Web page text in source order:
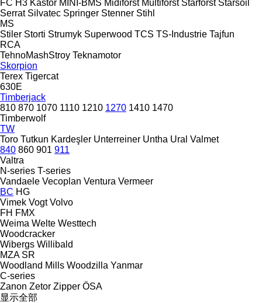
FC H3 Kastor MINI-BMS Midiforst Multiforst Starforst Starsoil
Serrat Silvatec Springer Stenner Stihl
MS
Stiler Storti Strumyk Superwood TCS TS-Industrie Tajfun
RCA
TehnoMashStroy Teknamotor
Skorpion
Terex Tigercat
630E
Timberjack
810 870 1070 1110 1210 1270 1410 1470
Timberwolf
TW
Toro Tutkun Kardeşler Unterreiner Untha Ural Valmet
840 860 901 911
Valtra
N-series T-series
Vandaele Vecoplan Ventura Vermeer
BC HG
Vimek Vogt Volvo
FH FMX
Weima Welte Westtech
Woodcracker
Wibergs Willibald
MZA SR
Woodland Mills Woodzilla Yanmar
C-series
Zanon Zetor Zipper ÖSA
显示全部